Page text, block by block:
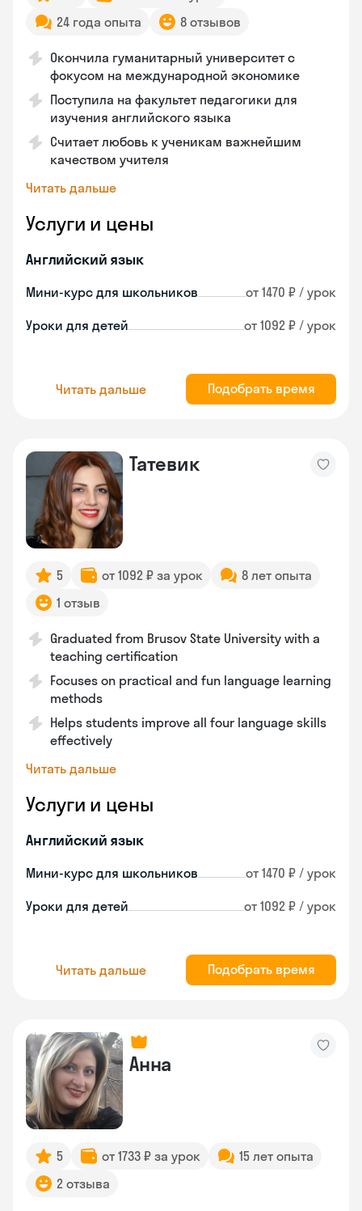
24 года опыта
8 отзывов
Окончила гуманитарный университет с
фокусом на международной экономике
Поступила на факультет педагогики для
изучения английского языка
Считает любовь к ученикам важнейшим
качеством учителя
Читать дальше
Услуги и цены
Английский язык
Мини-курс для школьников от 1470 ₽ / урок
Уроки для детей от 1092 ₽ / урок
Читать дальше Подобрать время
Татевик
5 от 1092 ₽ за урок
8 лет опыта
1 отзыв
Graduated from Brusov State University with a
teaching certification
Focuses on practical and fun language learning
methods
Helps students improve all four language skills
effectively
Читать дальше
Услуги и цены
Английский язык
Мини-курс для школьников от 1470 ₽ / урок
Уроки для детей от 1092 ₽ / урок
Читать дальше Подобрать время
Анна
5 от 1733 ₽ за урок
15 лет опыта
2 отзыва